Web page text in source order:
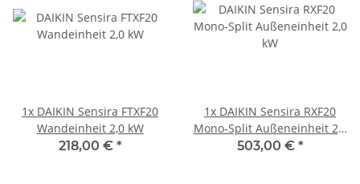
1x DAIKIN Sensira FTXF20
Wandeinheit 2,0 kW
218,00 € *
1x DAIKIN Sensira RXF20
Mono-Split Außeneinheit 2,0
kW
503,00 € *